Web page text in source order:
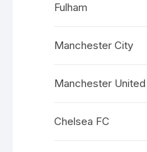
Fulham
Manchester City
Manchester United
Chelsea FC